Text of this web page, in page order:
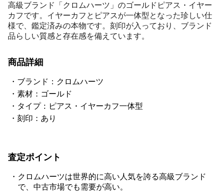
高級ブランド「クロムハーツ」のゴールドピアス・イヤー
カフです。イヤーカフとピアスが一体型となった珍しい仕
様で、鑑定済みの本物です。刻印が入っており、ブランド
品らしい質感と存在感を備えています。
商品詳細
ブランド：クロムハーツ
素材：ゴールド
タイプ：ピアス・イヤーカフ一体型
刻印：あり
査定ポイント
クロムハーツは世界的に高い人気を誇る高級ブランド
で、中古市場でも需要が高い。